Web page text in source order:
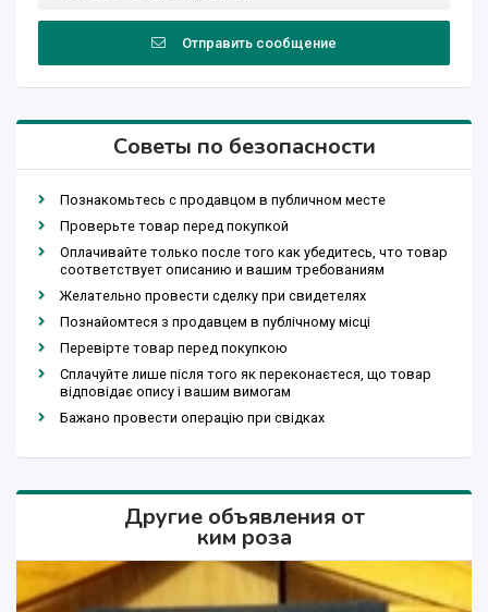
Отправить сообщение
Советы по безопасности
Познакомьтесь с продавцом в публичном месте
Проверьте товар перед покупкой
Оплачивайте только после того как убедитесь, что товар
соответствует описанию и вашим требованиям
Желательно провести сделку при свидетелях
Познайомтеся з продавцем в публічному місці
Перевірте товар перед покупкою
Сплачуйте лише після того як переконаєтеся, що товар
відповідає опису і вашим вимогам
Бажано провести операцію при свідках
Другие объявления от
ким роза